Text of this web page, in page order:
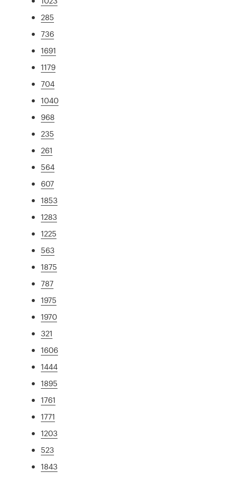
285
736
1691
1179
704
1040
968
235
261
564
607
1853
1283
1225
563
1875
787
1975
1970
321
1606
1444
1895
1761
1771
1203
523
1843